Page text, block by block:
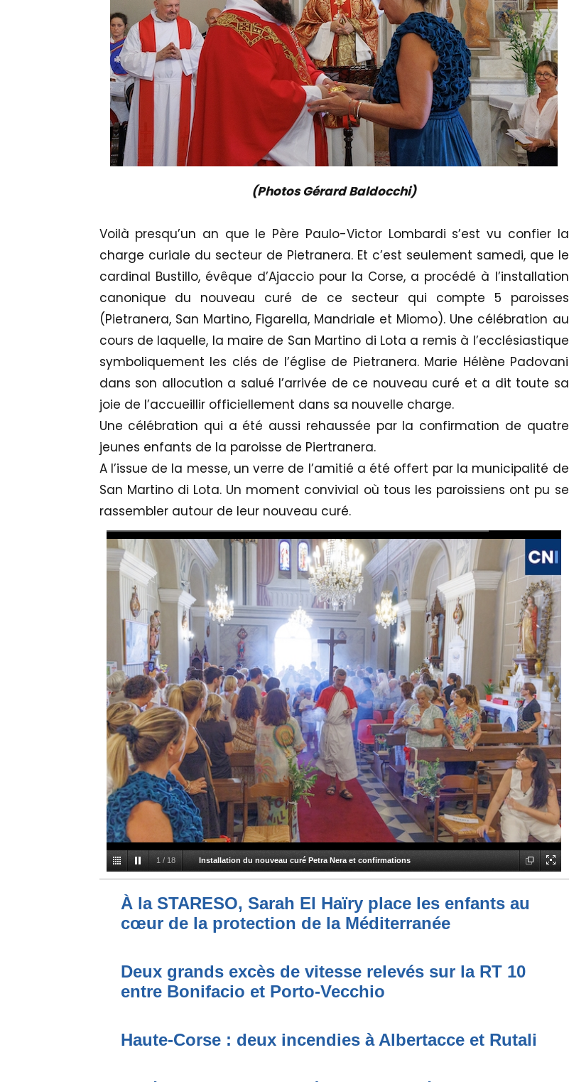
(Photos Gérard Baldocchi)
Voilà presqu’un an que le Père Paulo-Victor Lombardi s’est vu confier la
charge curiale du secteur de Pietranera. Et c’est seulement samedi, que le
cardinal Bustillo, évêque d’Ajaccio pour la Corse, a procédé à l’installation
canonique du nouveau curé de ce secteur qui compte 5 paroisses
(Pietranera, San Martino, Figarella, Mandriale et Miomo). Une célébration au
cours de laquelle, la maire de San Martino di Lota a remis à l’ecclésiastique
symboliquement les clés de l’église de Pietranera. Marie Hélène Padovani
dans son allocution a salué l’arrivée de ce nouveau curé et a dit toute sa
joie de l’accueillir officiellement dans sa nouvelle charge.
Une célébration qui a été aussi rehaussée par la confirmation de quatre
jeunes enfants de la paroisse de Piertranera.
A l’issue de la messe, un verre de l’amitié a été offert par la municipalité de
San Martino di Lota. Un moment convivial où tous les paroissiens ont pu se
rassembler autour de leur nouveau curé.
1 / 18 Installation du nouveau curé Petra Nera et confirmations
À la STARESO, Sarah El Haïry place les enfants au
cœur de la protection de la Méditerranée
Deux grands excès de vitesse relevés sur la RT 10
entre Bonifacio et Porto-Vecchio
Haute-Corse : deux incendies à Albertacce et Rutali